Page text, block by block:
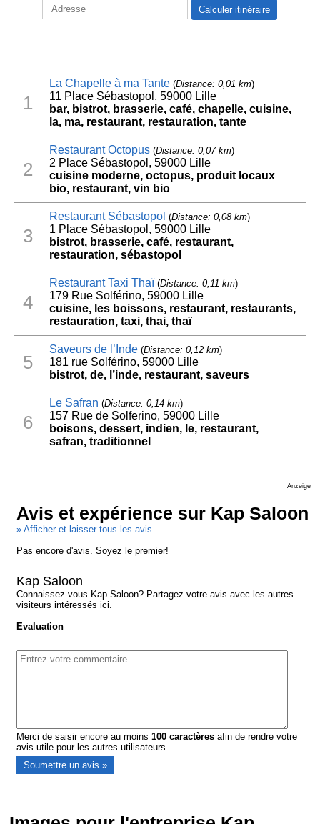
1
La Chapelle à ma Tante(Distance: 0,01 km)
11 Place Sébastopol, 59000 Lille
bar, bistrot, brasserie, café, chapelle, cuisine,
la, ma, restaurant, restauration, tante
2
Restaurant Octopus(Distance: 0,07 km)
2 Place Sébastopol, 59000 Lille
cuisine moderne, octopus, produit locaux
bio, restaurant, vin bio
3
Restaurant Sébastopol (Distance: 0,08 km)
1 Place Sébastopol, 59000 Lille
bistrot, brasserie, café, restaurant,
restauration, sébastopol
4
Restaurant Taxi Thaï (Distance: 0,11 km)
179 Rue Solférino, 59000 Lille
cuisine, les boissons, restaurant, restaurants,
restauration, taxi, thai, thaï
5
Saveurs de l’Inde(Distance: 0,12 km)
181 rue Solférino, 59000 Lille
bistrot, de, l’inde, restaurant, saveurs
6
Le Safran (Distance: 0,14 km)
157 Rue de Solferino, 59000 Lille
boisons, dessert, indien, le, restaurant,
safran, traditionnel
Anzeige
Avis et expérience sur Kap Saloon
» Afficher et laisser tous les avis
Pas encore d'avis. Soyez le premier!
Kap Saloon
Connaissez-vous Kap Saloon? Partagez votre avis avec les autres
visiteurs intéressés ici.
Evaluation
Merci de saisir encore au moins100 caractères afin de rendre votre
avis utile pour les autres utilisateurs.